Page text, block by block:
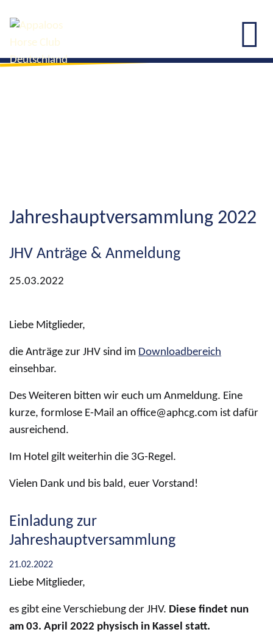
Jahreshauptversammlung 2022
JHV Anträge & Anmeldung
25.03.2022
Liebe Mitglieder,
die Anträge zur JHV sind im Downloadbereich
einsehbar.
Des Weiteren bitten wir euch um Anmeldung. Eine
kurze, formlose E-Mail an office@aphcg.com ist dafür
ausreichend.
Im Hotel gilt weiterhin die 3G-Regel.
Vielen Dank und bis bald, euer Vorstand!
Einladung zur
Jahreshauptversammlung
21.02.2022
Liebe Mitglieder,
es gibt eine Verschiebung der JHV. Diese findet nun
am 03. April 2022 physisch in Kassel statt.